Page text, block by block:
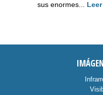
sus enormes...